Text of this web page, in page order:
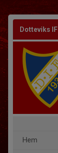
Dotteviks IF
Hem